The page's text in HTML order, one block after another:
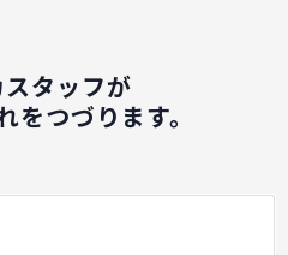
タッフが
をつづります。